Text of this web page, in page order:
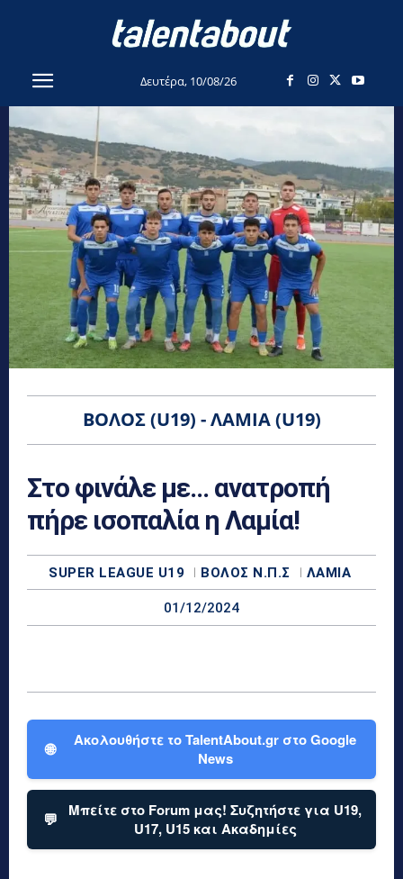
Δευτέρα, 10/08/26
ΒΌΛΟΣ (U19) - ΛΑΜΊΑ (U19)
Στο φινάλε με… ανατροπή
πήρε ισοπαλία η Λαμία!
SUPER LEAGUE U19 ΒΌΛΟΣ Ν.Π.Σ ΛΑΜΊΑ
01/12/2024
🌐
Ακολουθήστε το TalentAbout.gr στο Google
News
💬
Μπείτε στο Forum μας! Συζητήστε για U19,
U17, U15 και Ακαδημίες